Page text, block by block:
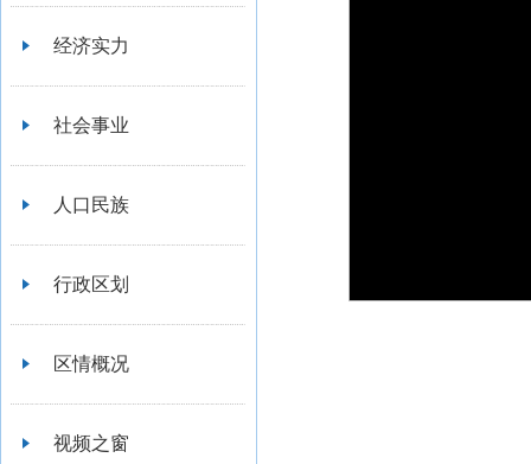
经济实力
社会事业
人口民族
行政区划
区情概况
视频之窗